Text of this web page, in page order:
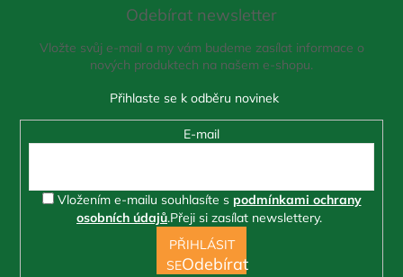
Odebírat newsletter
Vložte svůj e-mail a my vám budeme zasílat informace o
nových produktech na našem e-shopu.
E-mail
Vložením e-mailu souhlasíte s podmínkami ochrany
osobních údajů.Přeji si zasílat newslettery.
PŘIHLÁSIT
SE